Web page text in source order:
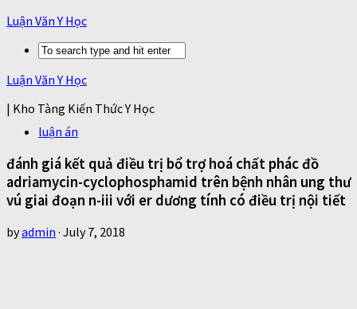
Luận Văn Y Học
Luận Văn Y Học
| Kho Tàng Kiến Thức Y Học
luận án
đánh giá kết quả điều trị bổ trợ hoá chất phác đồ
adriamycin-cyclophosphamid trên bệnh nhân ung thư
vú giai đoạn n-iii với er dương tính có điều trị nội tiết
byadmin · July 7, 2018